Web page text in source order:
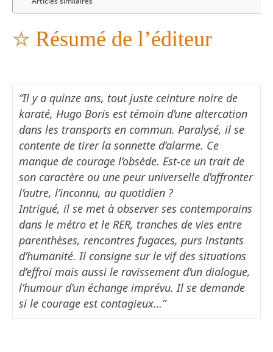
☆ Résumé de l’éditeur
“Il y a quinze ans, tout juste ceinture noire de
karaté, Hugo Boris est témoin d’une altercation
dans les transports en commun. Paralysé, il se
contente de tirer la sonnette d’alarme. Ce
manque de courage l’obsède. Est-ce un trait de
son caractère ou une peur universelle d’affronter
l’autre, l’inconnu, au quotidien ?
Intrigué, il se met à observer ses contemporains
dans le métro et le RER, tranches de vies entre
parenthèses, rencontres fugaces, purs instants
d’humanité. Il consigne sur le vif des situations
d’effroi mais aussi le ravissement d’un dialogue,
l’humour d’un échange imprévu. Il se demande
si le courage est contagieux…”